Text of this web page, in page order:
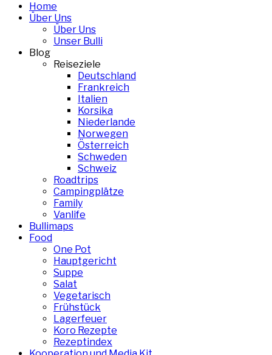
Home
Über Uns
Über Uns
Unser Bulli
Blog
Reiseziele
Deutschland
Frankreich
Italien
Korsika
Niederlande
Norwegen
Österreich
Schweden
Schweiz
Roadtrips
Campingplätze
Family
Vanlife
Bullimaps
Food
One Pot
Hauptgericht
Suppe
Salat
Vegetarisch
Frühstück
Lagerfeuer
Koro Rezepte
Rezeptindex